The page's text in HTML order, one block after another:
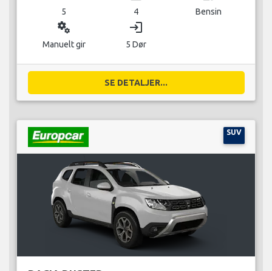
5 4 Bensin
miscellaneous_services
Manuelt gir
login
5 Dør
SE DETALJER...
SUV